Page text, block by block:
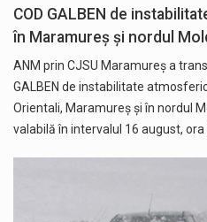
COD GALBEN de
în Maramureș și nordul
ANM prin CJSU Maramureș a
GALBEN de instabilitate
Orientali, Maramureș și în nordul
valabilă în intervalul 16 august, ora